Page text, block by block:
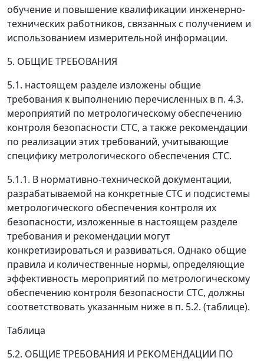
обучение и повышение квалификации инженерно-
технических работников, связанных с получением и
использованием измерительной информации.
5. ОБЩИЕ ТРЕБОВАНИЯ
5.1. настоящем разделе изложены общие
требования к выполнению перечисленных в п. 4.3.
мероприятий по метрологическому обеспечению
контроля безопасности СТС, а также рекомендации
по реализации этих требований, учитывающие
специфику метрологического обеспечения СТС.
5.1.1. В нормативно-технической документации,
разрабатываемой на конкретные СТС и подсистемы
метрологического обеспечения контроля их
безопасности, изложенные в настоящем разделе
требования и рекомендации могут
конкретизироваться и развиваться. Однако общие
правила и количественные нормы, определяющие
эффективность мероприятий по метрологическому
обеспечению контроля безопасности СТС, должны
соответствовать указанным ниже в п. 5.2. (таблице).
Таблица
5.2. ОБЩИЕ ТРЕБОВАНИЯ И РЕКОМЕНДАЦИИ ПО